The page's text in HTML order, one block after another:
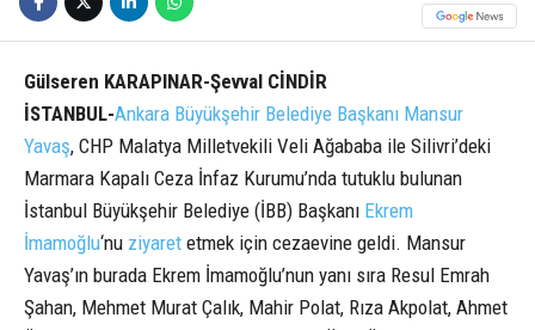
Gülseren KARAPINAR-Şevval CİNDİR
İSTANBUL-Ankara Büyükşehir Belediye Başkanı Mansur
Yavaş, CHP Malatya Milletvekili Veli Ağababa ile Silivri’deki
Marmara Kapalı Ceza İnfaz Kurumu’nda tutuklu bulunan
İstanbul Büyükşehir Belediye (İBB) Başkanı Ekrem
İmamoğlu‘nu ziyaret etmek için cezaevine geldi. Mansur
Yavaş’ın burada Ekrem İmamoğlu’nun yanı sıra Resul Emrah
Şahan, Mehmet Murat Çalık, Mahir Polat, Rıza Akpolat, Ahmet